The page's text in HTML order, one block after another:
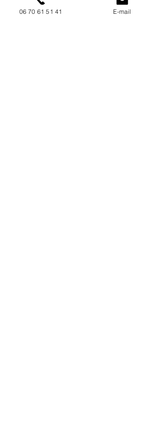
06 70 61 51 41 E-mail